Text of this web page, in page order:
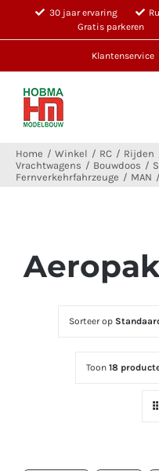
30 jaar ervaring
Gratis parkeren
Klantenservice
Home Winkel RC Rijden
Vrachtwagens
Bouwdoos
Fernverkehrfahrzeuge
MAN
Sorteer op
Toon18